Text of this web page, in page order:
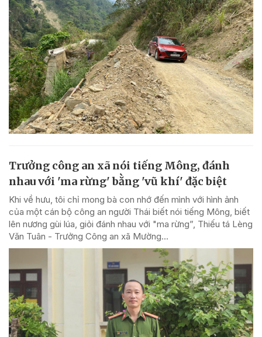
Trưởng công an xã nói tiếng Mông, đánh
nhau với 'ma rừng' bằng 'vũ khí' đặc biệt
Khi về hưu, tôi chỉ mong bà con nhớ đến mình với hình ảnh
của một cán bộ công an người Thái biết nói tiếng Mông, biết
lên nương gùi lúa, giỏi đánh nhau với "ma rừng”, Thiếu tá Lèng
Văn Tuân - Trưởng Công an xã Mường...